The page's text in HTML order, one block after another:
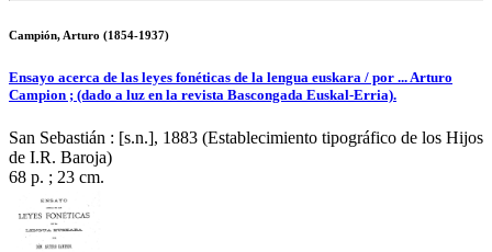
Campión, Arturo (1854-1937)
Ensayo acerca de las leyes fonéticas de la lengua euskara / por ... Arturo
Campion ; (dado a luz en la revista Bascongada Euskal-Erria).
San Sebastián : [s.n.], 1883 (Establecimiento tipográfico de los Hijos
de I.R. Baroja)
68 p. ; 23 cm.